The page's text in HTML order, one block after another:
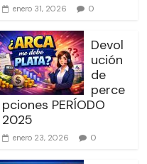
enero 31, 2026 0
Devol
ución
de
perce
pciones PERÍODO
2025
enero 23, 2026 0